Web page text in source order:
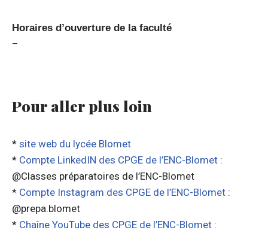
Horaires d’ouverture de la faculté
–
Pour aller plus loin
* site web du lycée Blomet
* Compte LinkedIN des CPGE de l’ENC-Blomet :
@Classes préparatoires de l’ENC-Blomet
* Compte Instagram des CPGE de l’ENC-Blomet :
@prepa.blomet
* Chaîne YouTube des CPGE de l’ENC-Blomet :